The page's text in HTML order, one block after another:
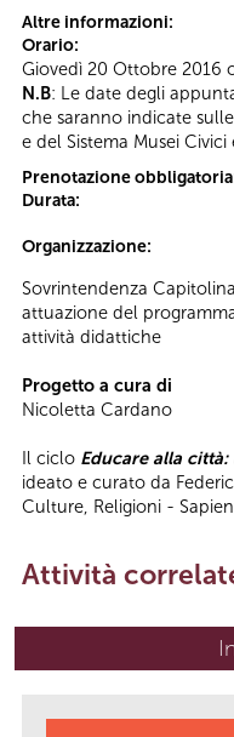
Altre informazioni:
Orario:
Giovedì 20 Ottobre 2016
N.B: Le date degli
che saranno indicate
e del Sistema Musei
Prenotazione
Durata:
Organizzazione:
Sovrintendenza
attuazione del
attività didattiche
Progetto a cura di
Nicoletta Cardano
Il ciclo Educare alla
ideato e curato da
Culture, Religioni -
Attività